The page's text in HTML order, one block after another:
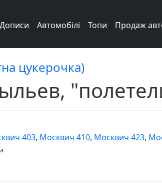
Дописи Автомобілі Топи Продаж
цукерочка)
403, Москвич 410, Москвич 423,